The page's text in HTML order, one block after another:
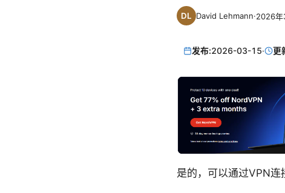
David Lehmann·2026年
发布:2026-03-15· 更
是的，可以通过VPN连